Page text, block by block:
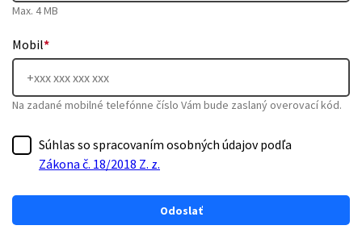
Max. 4 MB
Mobil*
Na zadané mobilné telefónne číslo Vám bude zaslaný overovací kód.
Súhlas so spracovaním osobných údajov podľa
Zákona č. 18/2018 Z. z.